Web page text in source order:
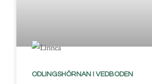
ODLINGSHÖRNAN I VEDBODEN